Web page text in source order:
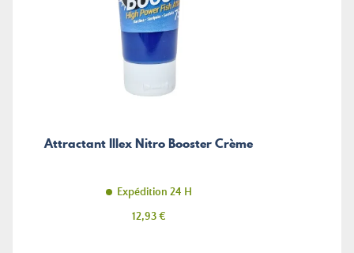
Attractant Illex Nitro Booster Crème
Expédition 24 H
Prix
12,93 €